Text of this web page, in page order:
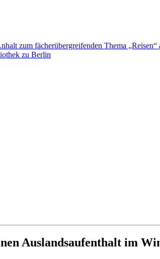
zum fächerübergreifenden Thema
zu Berlin
Auslandsaufenthalt im